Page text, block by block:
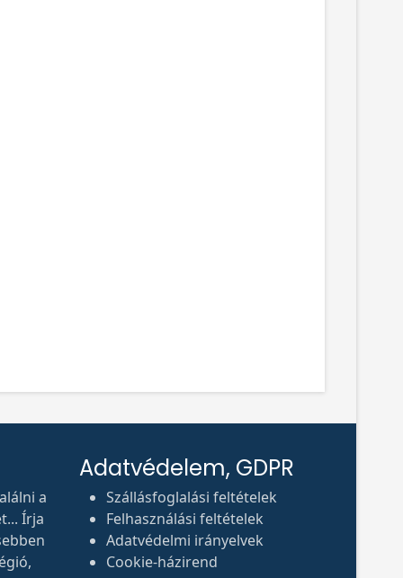
a
Írja
Adatvédelem, GDPR
Szállásfoglalási feltételek
Felhasználási feltételek
Adatvédelmi irányelvek
Cookie-házirend